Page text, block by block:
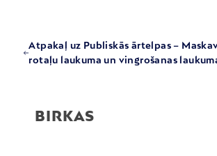
Atpakaļ uz Publiskās ārtelpas –
rotaļu laukuma un vingrošanas
BIRKAS